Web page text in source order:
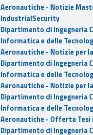
Aeronautiche - Notizie
IndustrialSecurity
Dipartimento di Ingegneria
Informatica e delle
Aeronautiche - Notizie per
Dipartimento di Ingegneria
Informatica e delle
Aeronautiche - Notizie per
Dipartimento di Ingegneria
Informatica e delle
Aeronautiche - Offerta Tesi
Dipartimento di Ingegneria